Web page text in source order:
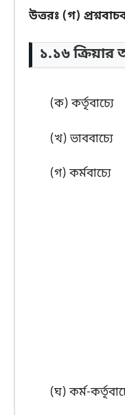
উত্তরঃ (গ)
১.১৬ ক্রিয়ার
(ক) কর্তৃবাচ্যে
(খ) ভাববাচ্যে
(গ) কর্মবাচ্যে
(ঘ) কর্ম-